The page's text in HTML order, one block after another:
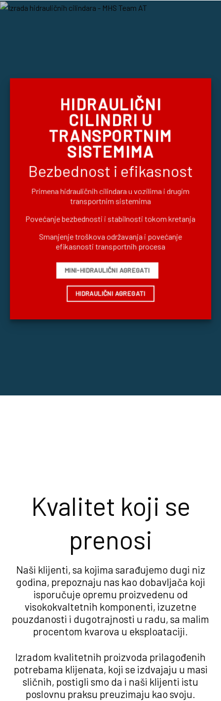
HIDRAULIČNI
CILINDRI U
TRANSPORTNIM
SISTEMIMA
Bezbednost i efikasnost
Primena hidrauličnih cilindara u vozilima i drugim
transportnim sistemima
Povećanje bezbednosti i stabilnosti tokom kretanja
Smanjenje troškova održavanja i povećanje
efikasnosti transportnih procesa
MINI-HIDRAULIČNI AGREGATI
HIDRAULIČNI AGREGATI
Kvalitet koji se
prenosi
Naši klijenti, sa kojima sarađujemo dugi niz
godina, prepoznaju nas kao dobavljača koji
isporučuje opremu proizvedenu od
visokokvaltetnih komponenti, izuzetne
pouzdanosti i dugotrajnosti u radu, sa malim
procentom kvarova u eksploataciji.
Izradom kvalitetnih proizvoda prilagođenih
potrebama klijenata, koji se izdvajaju u masi
sličnih, postigli smo da i naši klijenti istu
poslovnu praksu preuzimaju kao svoju.